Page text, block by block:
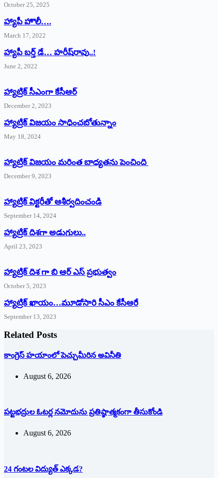
October 25, 2025
హ్యాపీ హొలీ….
March 17, 2022
హ్యాపీ బర్త్ ‌డే… హరీష్‌రావు..!
June 2, 2022
హ్యాట్రిక్‌ ‌సీఎంగా కేసీఆర్‌
December 2, 2023
హ్యాట్రిక్‌ విజయం సాధించబోతున్నాం
May 18, 2024
హ్యాట్రిక్ విజయం మరింత బాధ్యతను పెంచింది
December 9, 2023
హ్యాట్రిక్‌ ‌విక్టరీతో ఆశీర్వదించండి
September 14, 2024
‌హ్యాట్రిక్‌ ‌దిశగా అడుగులు..
April 23, 2023
హ్యాట్రిక్ దిశ గా బి ఆర్ ఎస్ ప్రభుత్వం
October 5, 2023
హ్యాట్రిక్‌ ‌ఖాయం…మూడోసారి సీఎం కేసీఆరే
September 13, 2023
Related Posts
కాంగ్రెస్ హయాంలో పెచ్చుమీరిన అవినీతి
August 6, 2026
పట్టభద్రుల ఓటర్ల నమోదును ప్రతిష్ఠాత్మకంగా తీసుకోండి
August 6, 2026
24 గంటల విద్యుత్ ఎక్కడ?